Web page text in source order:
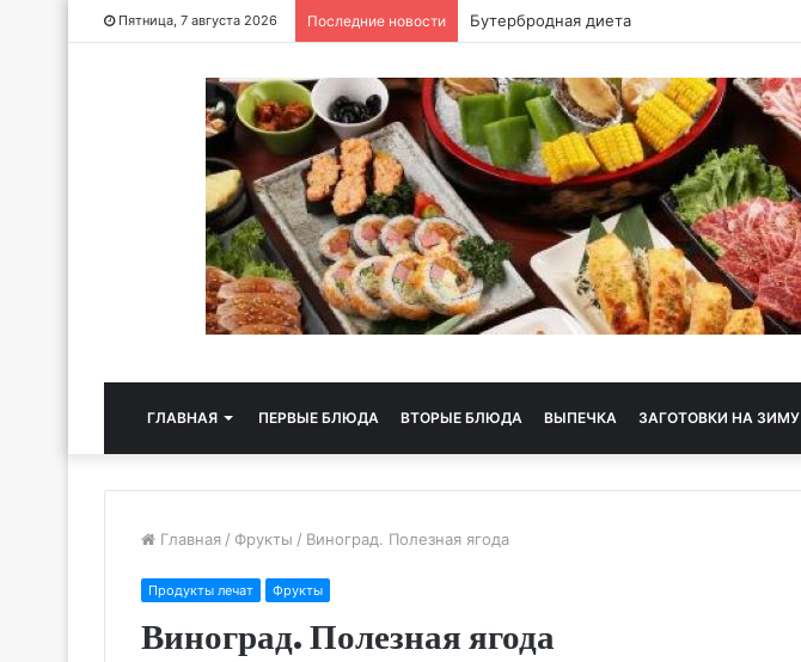
Пятница, 7 августа 2026 Последние новости Хлебная диета
ГЛАВНАЯ ПЕРВЫЕ БЛЮДА ВТОРЫЕ БЛЮДА ВЫПЕЧКА ЗАГОТОВКИ НА ЗИМУ
Главная / Фрукты / Виноград. Полезная ягода
Продукты лечат Фрукты
Виноград. Полезная ягода